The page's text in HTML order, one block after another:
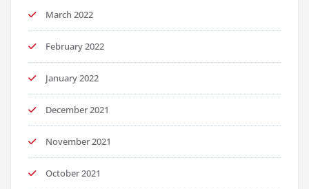
March 2022
February 2022
January 2022
December 2021
November 2021
October 2021